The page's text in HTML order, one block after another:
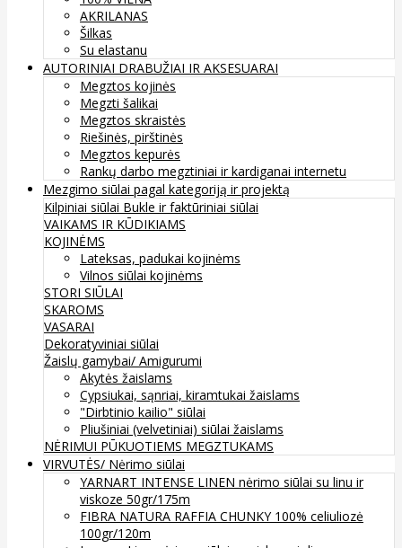
AKRILANAS
Šilkas
Su elastanu
AUTORINIAI DRABUŽIAI IR AKSESUARAI
Megztos kojinės
Megzti šalikai
Megztos skraistės
Riešinės, pirštinės
Megztos kepurės
Rankų darbo megztiniai ir kardiganai internetu
Mezgimo siūlai pagal kategoriją ir projektą
Kilpiniai siūlai Bukle ir faktūriniai siūlai
VAIKAMS IR KŪDIKIAMS
KOJINĖMS
Lateksas, padukai kojinėms
Vilnos siūlai kojinėms
STORI SIŪLAI
SKAROMS
VASARAI
Dekoratyviniai siūlai
Žaislų gamybai/ Amigurumi
Akytės žaislams
Cypsiukai, sąnriai, kiramtukai žaislams
"Dirbtinio kailio" siūlai
Pliušiniai (velvetiniai) siūlai žaislams
NĖRIMUI PŪKUOTIEMS MEGZTUKAMS
VIRVUTĖS/ Nėrimo siūlai
YARNART INTENSE LINEN nėrimo siūlai su linu ir
viskoze 50gr/175m
FIBRA NATURA RAFFIA CHUNKY 100% celiuliozė
100gr/120m